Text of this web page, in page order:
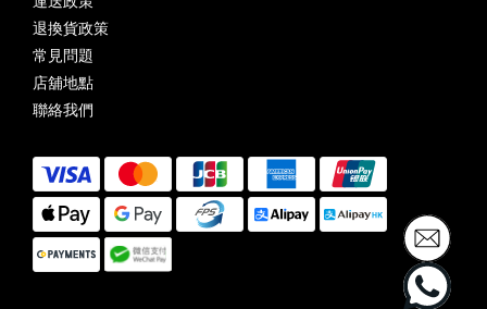
退換貨政策
常見問題
店舖地點
聯絡我們